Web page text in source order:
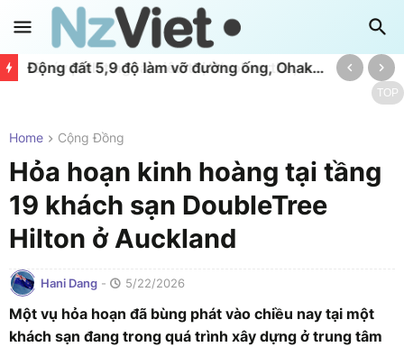
Động đất 5,9 độ làm vỡ đường ống, Ohakune đối mặt nguy cơ cạn nước
TOP
Home Cộng Đồng
Hỏa hoạn kinh hoàng tại tầng
19 khách sạn DoubleTree
Hilton ở Auckland
Hani Dang - 5/22/2026
Một vụ hỏa hoạn đã bùng phát vào chiều nay tại một
khách sạn đang trong quá trình xây dựng ở trung tâm